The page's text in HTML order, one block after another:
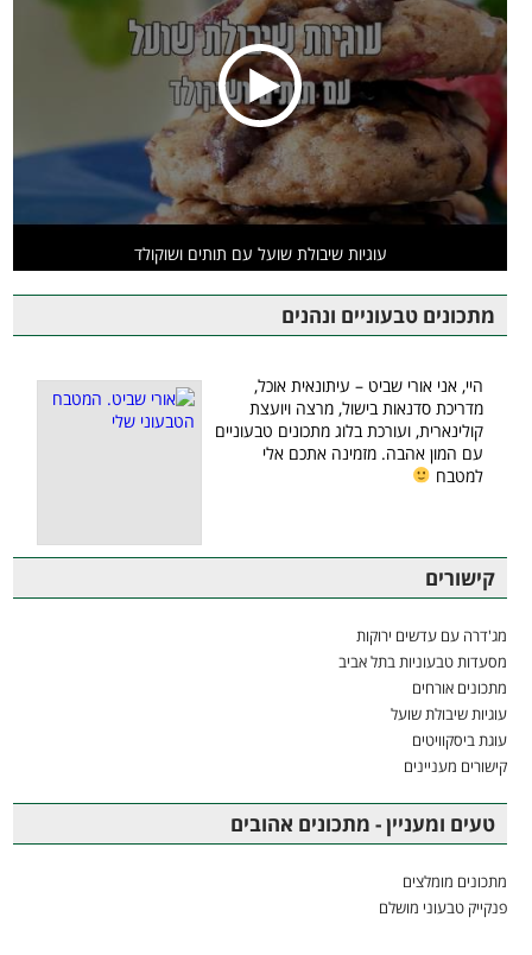
עוגיות שיבולת שועל עם תותים ושוקולד
מתכונים טבעוניים ונהנים
היי, אני אורי שביט – עיתונאית אוכל,
מדריכת סדנאות בישול, מרצה ויועצת
קולינארית, ועורכת בלוג מתכונים טבעוניים
עם המון אהבה. מזמינה אתכם אלי
למטבח
קישורים
מג'דרה עם עדשים ירוקות
מסעדות טבעוניות בתל אביב
מתכונים אורחים
עוגיות שיבולת שועל
עוגת ביסקוויטים
קישורים מעניינים
טעים ומעניין - מתכונים אהובים
מתכונים מומלצים
פנקייק טבעוני מושלם